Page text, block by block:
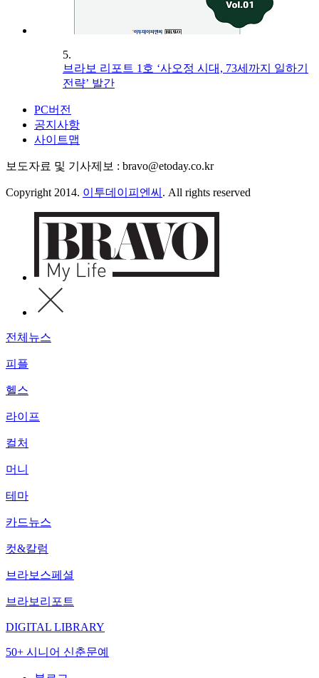
5.
브라보 리포트 1호 ‘사오정 시대, 73세까지 일하기
전략’ 발간
PC버전
공지사항
사이트맵
보도자료 및 기사제보 : bravo@etoday.co.kr
Copyright 2014. 이투데이피엔씨 . All rights reserved
전체뉴스
피플
헬스
라이프
컬처
머니
테마
카드뉴스
컷&칼럼
브라보스페셜
브라보리포트
DIGITAL LIBRARY
50+ 시니어 신춘문예